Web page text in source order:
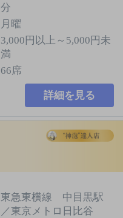
分
月曜
3,000円以上～5,000円未
満
66席
詳細を見る
東急東横線 中目黒駅
／東京メトロ日比谷